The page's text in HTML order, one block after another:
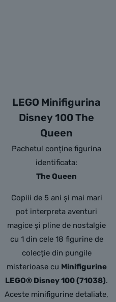
LEGO Minifigurina
Disney 100 The
Queen
Pachetul conține figurina
identificata:
The Queen
Copiii de 5 ani și mai mari
pot interpreta aventuri
magice și pline de nostalgie
cu 1 din cele 18 figurine de
colecție din pungile
misterioase cu Minifigurine
LEGO® Disney 100 (71038).
Aceste minifigurine detaliate,